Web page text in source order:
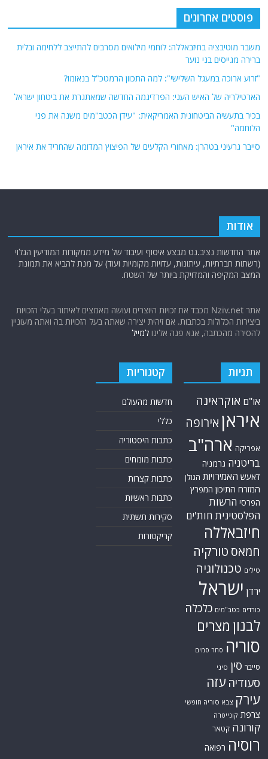
פוסטים אחרונים
משבר מוטיבציה בחיזבאללה: לוחמי מילואים מסרבים להתייצב ללחימה ובלית
ברירה מגייסים בני נוער
"זרוע ארוכה במעגל השלישי": למה התכוון הרמטכ"ל בנאומו?
הארטילריה של האיש העני: הפרדיגמה החדשה שמאתגרת את ביטחון ישראל
בכיר בתעשיה הביטחונית האמריקאית: "עידן הכטב"מים משנה את פני
הלוחמה"
סייבר גרעיני בטהרן: מאחורי הקלעים של הפיצוץ המדומה שהחריד את איראן
אודות
אתר החדשות נציב.נט מבצע איסוף ועיבוד של מידע ממקורות המודיעין הגלוי
(רשתות חברתיות, עיתונות, עדויות מקומיות ועוד) על מנת להביא את תמונת
המצב המקיפה והמדויקת ביותר של השטח.
אתר Nziv.net מכבד את זכויות היוצרים ועושה מאמצים לאיתור בעלי הזכויות
ביצירות הכלולות בכתבות. אם זיהית יצירה שאתה בעל הזכויות בה ואתה מעוניין
להסירה מהכתבה, אנא פנה אלינולמייל
תגיות
או"ם אוקראינה
איראן אירופה
אפריקה ארה"ב
בריטניה גרמניה
דאעש האמירויות הגולן
המזרח התיכון המפרץ
הפרסי הרשות
הפלסטינית חות'ים
חיזבאללה
חמאס טורקיה
טילים טכנולוגיה
ירדן ישראל
כורדים כטב"מים כלכלה
לבנון מצרים
סוריה סחר סמים
סייבר סין סיני
סעודיה עזה
עירק צבא סוריה חופשי
צרפת קונייטרה
קורונה קטאר
רוסיה רפואה
קטגוריות
חדשות מהעולם
כללי
כתבות היסטוריה
כתבות מומחים
כתבות קצרות
כתבות ראשיות
סקירות תשתית
קריקטורות